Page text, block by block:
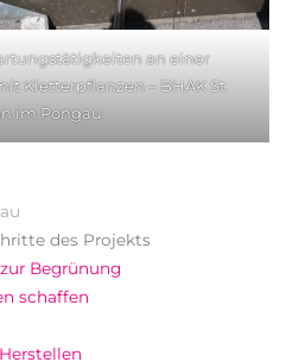
an einer
Kletterpflanzen – BHAK St.
im Pongau
des Projekts
Begrünung
schaffen